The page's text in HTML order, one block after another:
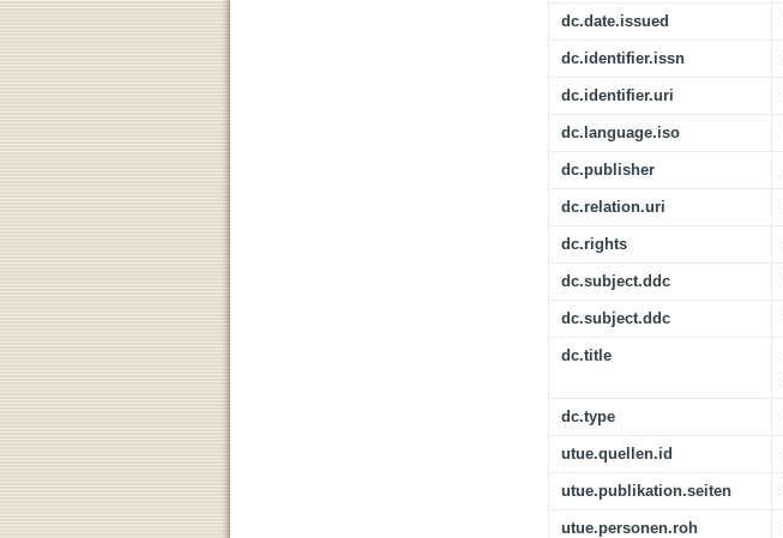
dc.date.issued
dc.identifier.issn
dc.identifier.uri
dc.language.iso
dc.publisher
dc.relation.uri
dc.rights
dc.subject.ddc
dc.subject.ddc
dc.title
dc.type
utue.quellen.id
utue.publikation.seiten
utue.personen.roh